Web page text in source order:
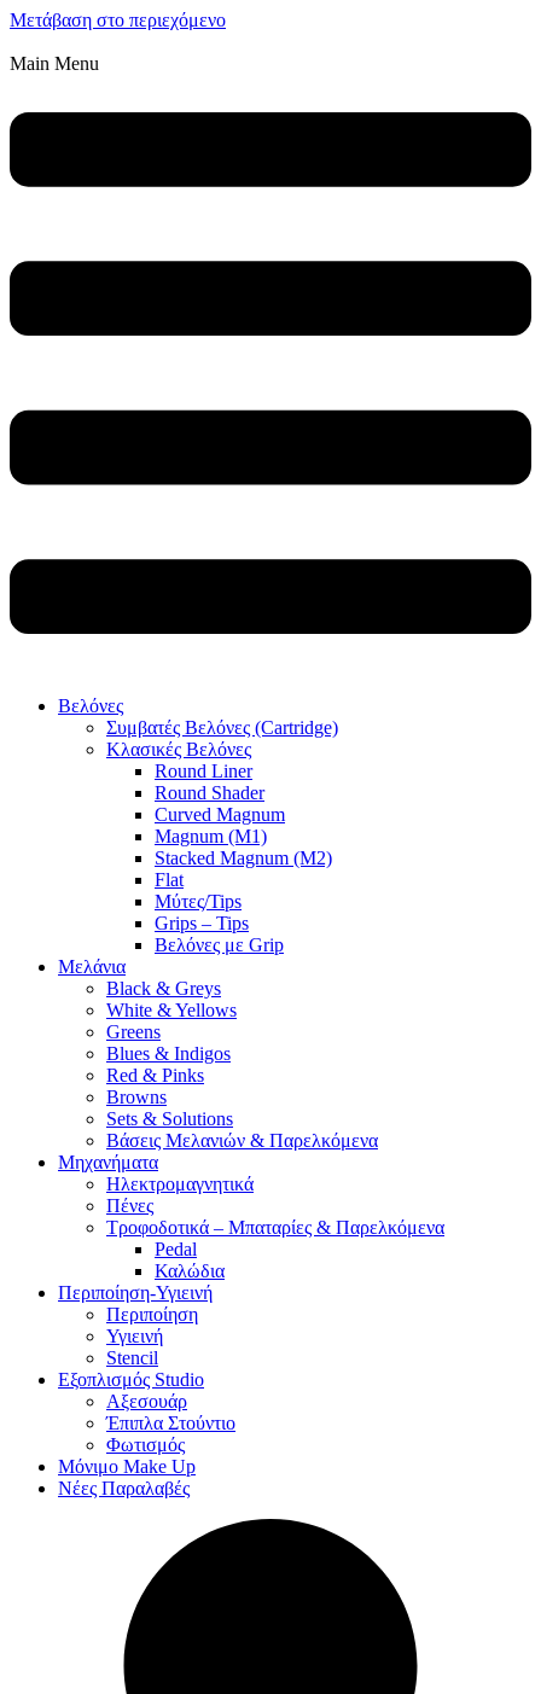
Μετάβαση στο περιεχόμενο
Main Menu
Βελόνες
Συμβατές Βελόνες (Cartridge)
Κλασικές Βελόνες
Round Liner
Round Shader
Curved Magnum
Magnum (M1)
Stacked Magnum (M2)
Flat
Μύτες/Tips
Grips – Tips
Βελόνες με Grip
Μελάνια
Black & Greys
White & Yellows
Greens
Blues & Indigos
Red & Pinks
Browns
Sets & Solutions
Βάσεις Μελανιών & Παρελκόμενα
Μηχανήματα
Ηλεκτρομαγνητικά
Πένες
Τροφοδοτικά – Μπαταρίες & Παρελκόμενα
Pedal
Καλώδια
Περιποίηση-Υγιεινή
Περιποίηση
Υγιεινή
Stencil
Εξοπλισμός Studio
Αξεσουάρ
Έπιπλα Στούντιο
Φωτισμός
Μόνιμο Make Up
Νέες Παραλαβές